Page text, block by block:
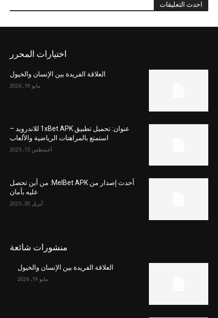
احدث التعليقات
اختيارات المحرر
العلاقة الفريدة بين الإنسان والخيول
مايو 19, 2026
عنوان: تحميل تطبيق 1xBet APK للاندرويد –
استمتع بالمراهنات الرياضية والألعاب
أغسطس 13, 2025
أحدث إصدار من MelBet APK: من أين تحصل
عليه بأمان
أبريل 30, 2025
منشورات شائعة
العلاقة الفريدة بين الإنسان والخيول
مايو 19, 2026